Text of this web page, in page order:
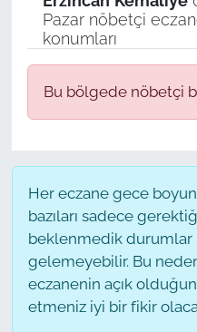
Pazar nöbetçi
konumları
Bu bölgede nöbetçi
Her eczane gece
bazıları sadece
beklenmedik
gelemeyebilir. Bu
eczanenin açık
etmeniz iyi bir fikir